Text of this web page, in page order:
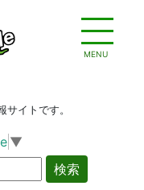
MENU
イトです。
▼
検索